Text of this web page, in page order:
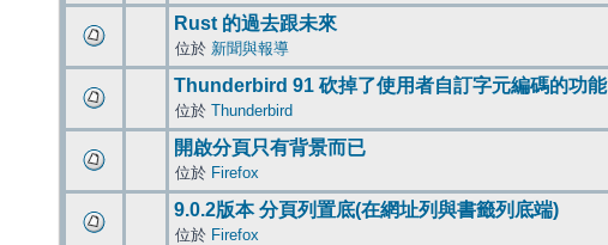
Rust 的過去跟未來
位於 新聞與報導
Thunderbird 91 砍掉了使用者自訂字元編碼的功能
位於 Thunderbird
開啟分頁只有背景而已
位於 Firefox
9.0.2版本 分頁列置底(在網址列與書籤列底端)
位於 Firefox